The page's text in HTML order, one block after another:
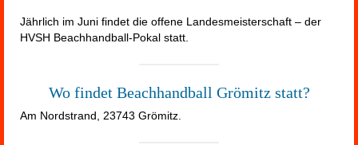
Jährlich im Juni findet die offene Landesmeisterschaft – der
HVSH Beachhandball-Pokal statt.
Wo findet Beachhandball Grömitz statt?
Am Nordstrand, 23743 Grömitz.